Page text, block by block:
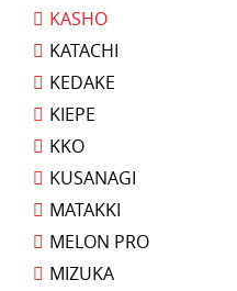
KASHO
KATACHI
KEDAKE
KIEPE
KKO
KUSANAGI
MATAKKI
MELON PRO
MIZUKA